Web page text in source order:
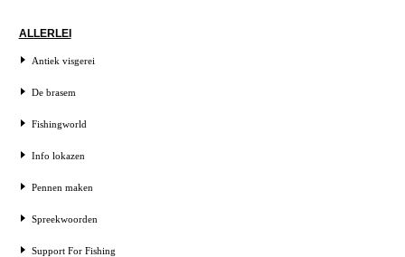
ALLERLEI
Antiek visgerei
De brasem
Fishingworld
Info lokazen
Pennen maken
Spreekwoorden
Support For Fishing